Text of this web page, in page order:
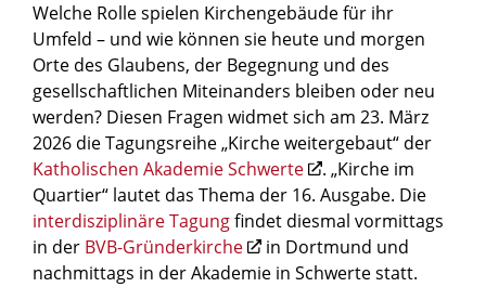
Welche Rolle spielen Kirchengebäude für ihr
Umfeld – und wie können sie heute und morgen
Orte des Glaubens, der Begegnung und des
gesellschaftlichen Miteinanders bleiben oder neu
werden? Diesen Fragen widmet sich am 23. März
2026 die Tagungsreihe „Kirche weitergebaut“ der
Katholischen Akademie Schwerte
. „Kirche im
Quartier“ lautet das Thema der 16. Ausgabe. Die
interdisziplinäre Tagungfindet diesmal vormittags
in der BVB-Gründerkirche
in Dortmund und
nachmittags in der Akademie in Schwerte statt.